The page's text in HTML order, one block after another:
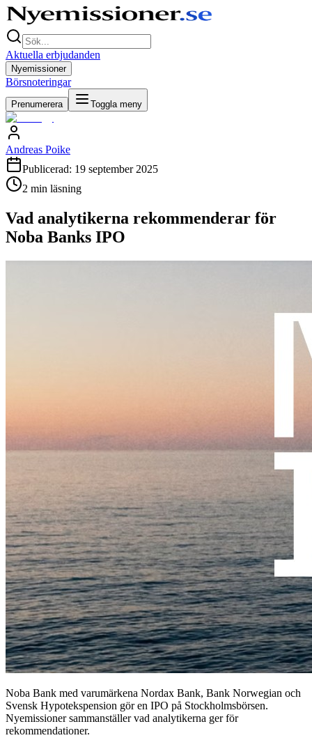
Aktuella erbjudanden
Nyemissioner
Börsnoteringar
Prenumerera Toggla meny
Andreas Poike
Publicerad: 19 september 2025
2 min läsning
Vad analytikerna rekommenderar för
Noba Banks IPO
Noba Bank med varumärkena Nordax Bank, Bank Norwegian och
Svensk Hypotekspension gör en IPO på Stockholmsbörsen.
Nyemissioner sammanställer vad analytikerna ger för
rekommendationer.